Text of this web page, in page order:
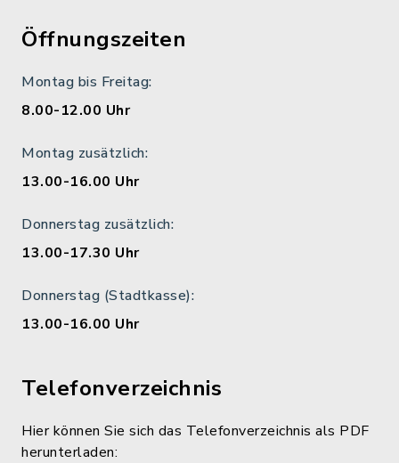
Öffnungszeiten
Montag bis Freitag:
8.00-12.00 Uhr
Montag zusätzlich:
13.00-16.00 Uhr
Donnerstag zusätzlich:
13.00-17.30 Uhr
Donnerstag (Stadtkasse):
13.00-16.00 Uhr
Telefonverzeichnis
Hier können Sie sich das Telefonverzeichnis als PDF
herunterladen: